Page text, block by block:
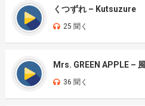
くつずれ – Kutsuzure
25 聞く
Mrs. GREEN APPLE –
36 聞く